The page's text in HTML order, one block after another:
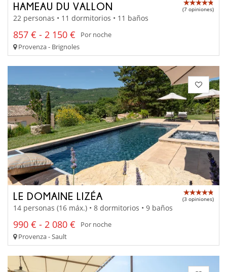
HAMEAU DU VALLON (7 opiniones)
22 personas • 11 dormitorios • 11 baños
857 € - 2 150 €
Por noche
Provenza - Brignoles
LE DOMAINE LIZÉA (3 opiniones)
14 personas (16 máx.) • 8 dormitorios • 9 baños
990 € - 2 080 €
Por noche
Provenza - Sault